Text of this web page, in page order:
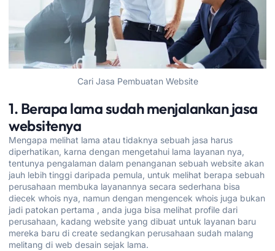
Cari Jasa Pembuatan Website
1. Berapa lama sudah menjalankan jasa
websitenya
Mengapa melihat lama atau tidaknya sebuah jasa harus
diperhatikan, karna dengan mengetahui lama layanan nya,
tentunya pengalaman dalam penanganan sebuah website akan
jauh lebih tinggi daripada pemula, untuk melihat berapa sebuah
perusahaan membuka layanannya secara sederhana bisa
diecek whois nya, namun dengan mengencek whois juga bukan
jadi patokan pertama , anda juga bisa melihat profile dari
perusahaan, kadang website yang dibuat untuk layanan baru
mereka baru di create sedangkan perusahaan sudah malang
melitang di web desain sejak lama.